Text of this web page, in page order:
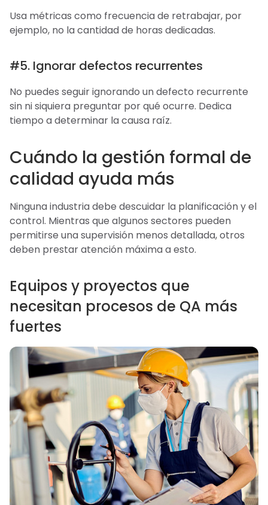
Usa métricas como frecuencia de retrabajar, por
ejemplo, no la cantidad de horas dedicadas.
#5. Ignorar defectos recurrentes
No puedes seguir ignorando un defecto recurrente
sin ni siquiera preguntar por qué ocurre. Dedica
tiempo a determinar la causa raíz.
Cuándo la gestión formal de
calidad ayuda más
Ninguna industria debe descuidar la planificación y el
control. Mientras que algunos sectores pueden
permitirse una supervisión menos detallada, otros
deben prestar atención máxima a esto.
Equipos y proyectos que
necesitan procesos de QA más
fuertes